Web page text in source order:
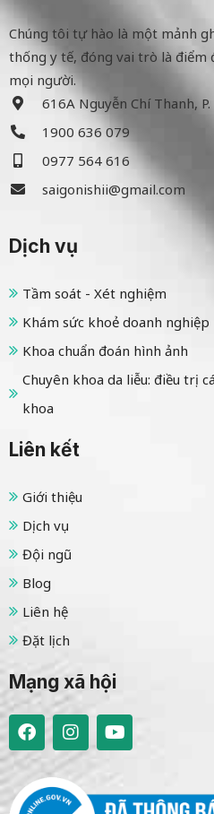
Chúng tôi tự hào là một mảnh
thống y tế, đóng vai trò là điểm
mọi người.
616A Nguyễn Chí Thanh,
1900 636 079
0977 564 616
saigonishii@gmail.com
Dịch vụ
Tầm soát - Xét nghiệm
Khám sức khoẻ doanh nghiệp
Khoa chuẩn đoán hình ảnh
Chuyên khoa da liễu: điều trị
khoa
Liên kết
Giới thiệu
Dịch vụ
Đội ngũ
Blog
Liên hệ
Đặt lịch
Mạng xã hội